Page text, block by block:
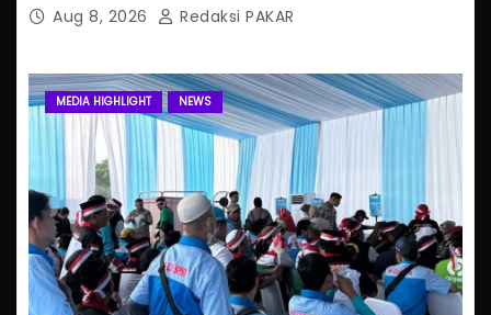
Aug 8, 2026 Redaksi PAKAR
MEDIA HIGHLIGHT NEWS